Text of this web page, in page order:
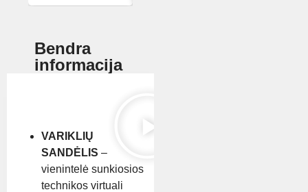
Bendra
informacija
VARIKLIŲ
SANDĖLIS –
vienintelė sunkiosios
technikos virtuali